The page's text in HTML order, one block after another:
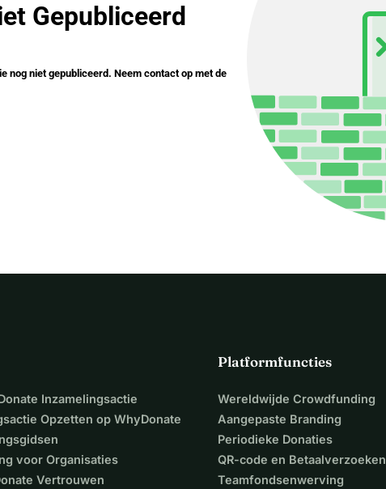
Gepubliceerd
nog niet gepubliceerd. Neem contact op met de
Inzamelingsactie
Opzetten op WhyDonate
voor Organisaties
Vertrouwen
Platformfuncties
Wereldwijde Crowdfunding
Aangepaste Branding
Periodieke Donaties
QR-code en Betaalverzoeken
Teamfondsenwerving